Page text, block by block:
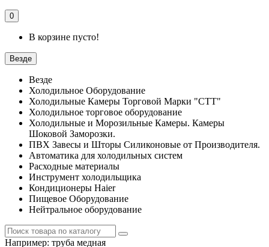
0
В корзине пусто!
Везде
Везде
Холодильное Оборудование
Холодильные Камеры Торговой Марки "СТТ"
Холодильное торговое оборудование
Холодильные и Морозильные Камеры. Камеры
Шоковой Заморозки.
ПВХ Завесы и Шторы Силиконовые от Производителя.
Автоматика для холодильных систем
Расходные материалы
Инструмент холодильщика
Кондиционеры Haier
Пищевое Оборудование
Нейтральное оборудование
Например: труба медная